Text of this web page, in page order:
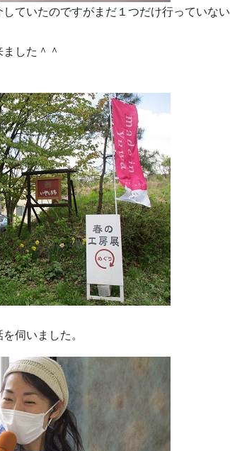
ていたのですがまだ１つだけ行っていない
した＾＾
伺いました。